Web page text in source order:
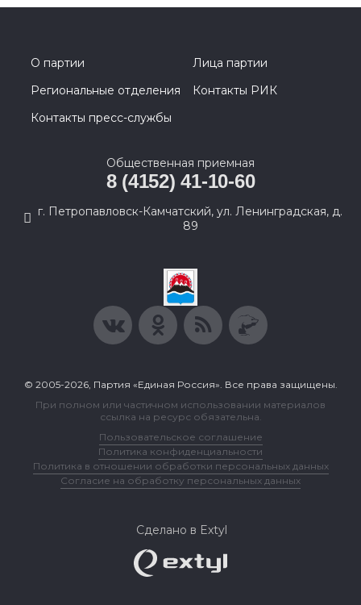
О партии
Лица партии
Региональные отделения
Контакты РИК
Контакты пресс-службы
Общественная приемная
8 (4152) 41-10-60
г. Петропавловск-Камчатский, ул. Ленинградская, д.
89
© 2005-2026, Партия «Единая Россия». Все права защищены.
При полном или частичном использовании материалов
ссылка на ресурс обязательна.
Пользовательское соглашение
Политика конфиденциальности
Политика в отношении обработки персональных данных
Согласие на обработку персональных данных
Сделано в Extyl